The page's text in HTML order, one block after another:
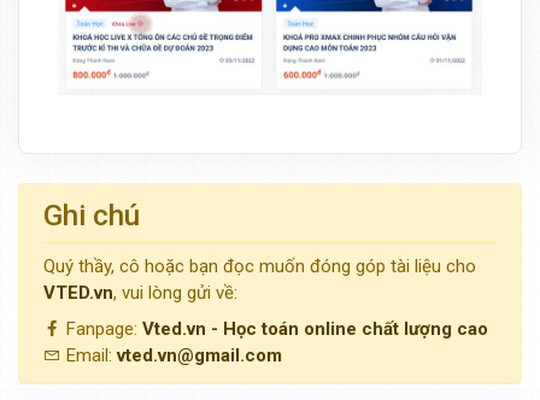
Ghi chú
Quý thầy, cô hoặc bạn đọc muốn đóng góp tài liệu cho
VTED.vn, vui lòng gửi về:
Fanpage: Vted.vn - Học toán online chất lượng cao
Email:vted.vn@gmail.com